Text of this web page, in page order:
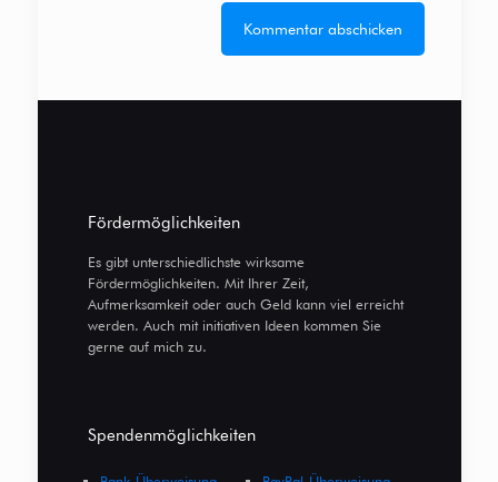
Fördermöglichkeiten
Es gibt unterschiedlichste wirksame
Fördermöglichkeiten. Mit Ihrer Zeit,
Aufmerksamkeit oder auch Geld kann viel erreicht
werden. Auch mit initiativen Ideen kommen Sie
gerne auf mich zu.
Spendenmöglichkeiten